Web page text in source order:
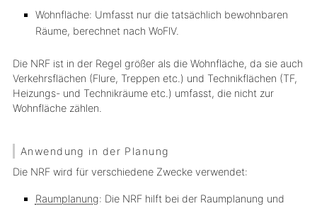
Wohnfläche: Umfasst nur die tatsächlich bewohnbaren
Räume, berechnet nach WoFlV.
Die NRF ist in der Regel größer als die Wohnfläche, da sie auch
Verkehrsflächen (Flure, Treppen etc.) und Technikflächen (TF,
Heizungs- und Technikräume etc.) umfasst, die nicht zur
Wohnfläche zählen.
Anwendung in der Planung
Die NRF wird für verschiedene Zwecke verwendet:
Raumplanung: Die NRF hilft bei der Raumplanung und